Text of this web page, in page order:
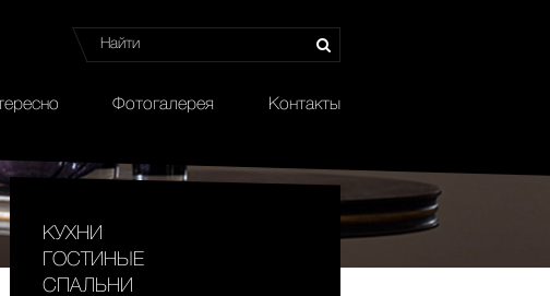
Фотогалерея Контакты
КУХНИ
ГОСТИНЫЕ
СПАЛЬНИ